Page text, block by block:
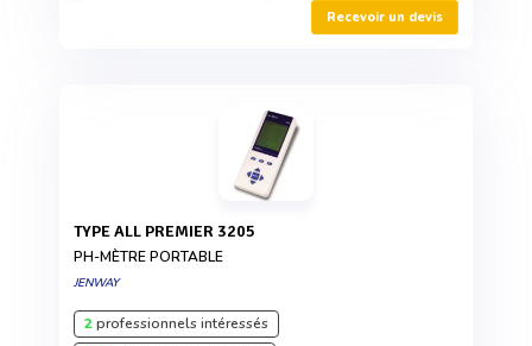
Recevoir un devis
TYPE ALL PREMIER 3205
PH-MÈTRE PORTABLE
JENWAY
2professionnels intéressés